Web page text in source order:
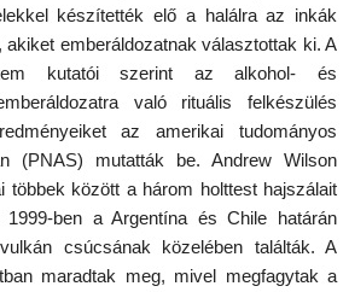
készítették elő a halálra az inkák
emberáldozatnak választottak ki. A
kutatói szerint az alkohol- és
való rituális felkészülés
az amerikai tudományos
(PNAS) mutatták be. Andrew Wilson
többek között a három holttest hajszálait
ben a Argentína és Chile határán
csúcsának közelében találták. A
maradtak meg, mivel megfagytak a